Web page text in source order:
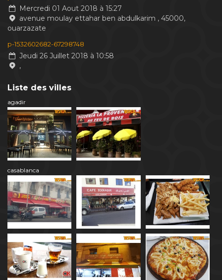
Mercredi 01 Aout 2018 à 15:27
avenue moulay ettahar ben abdulkarim , 45000,
ouarzazate
p-1532602682-67298748
Jeudi 26 Juillet 2018 à 10:58
,
Liste des villes
agadir
casablanca